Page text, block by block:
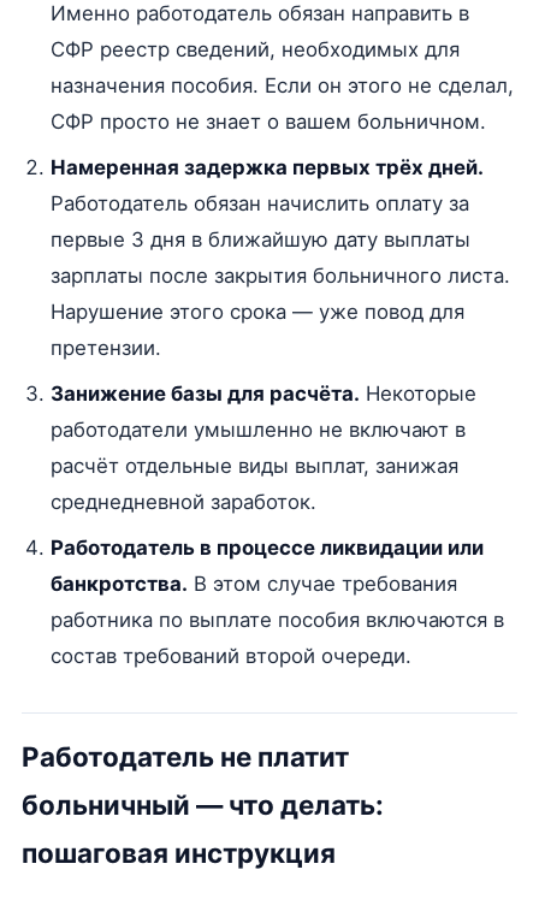
Именно работодатель обязан направить в
СФР реестр сведений, необходимых для
назначения пособия. Если он этого не сделал,
СФР просто не знает о вашем больничном.
Намеренная задержка первых трёх дней.
Работодатель обязан начислить оплату за
первые 3 дня в ближайшую дату выплаты
зарплаты после закрытия больничного листа.
Нарушение этого срока — уже повод для
претензии.
Занижение базы для расчёта. Некоторые
работодатели умышленно не включают в
расчёт отдельные виды выплат, занижая
среднедневной заработок.
Работодатель в процессе ликвидации или
банкротства. В этом случае требования
работника по выплате пособия включаются в
состав требований второй очереди.
Работодатель не платит
больничный — что делать:
пошаговая инструкция